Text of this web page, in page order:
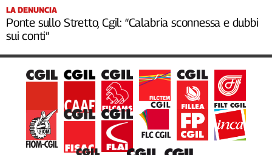
LA DENUNCIA
Ponte sullo Stretto, Cgil: “Calabria sconnessa e dubbi
sui conti”